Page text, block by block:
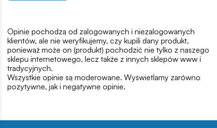
Opinie pochodzą od zalogowanych i niezalogowanych
klientów, ale nie weryfikujemy, czy kupili dany produkt,
ponieważ może on (produkt) pochodzić nie tylko z naszego
sklepu internetowego, lecz także z innych sklepów www i
tradycyjnych.
Wszystkie opinie są moderowane. Wyświetlamy zarówno
pozytywne, jak i negatywne opinie.